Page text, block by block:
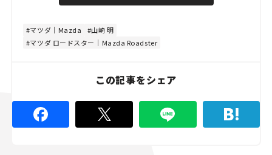
マツダ｜Mazda
山崎 明
マツダ ロードスター｜Mazda Roadster
この記事をシェア